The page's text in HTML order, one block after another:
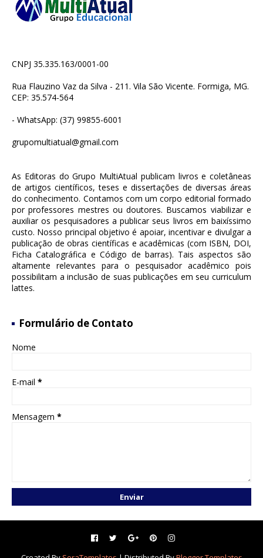
CNPJ 35.335.163/0001-00
Rua Flauzino Vaz da Silva - 211. Vila São Vicente. Formiga, MG.
CEP: 35.574-564
- WhatsApp: (37) 99855-6001
grupomultiatual@gmail.com
As Editoras do Grupo MultiAtual publicam livros e coletâneas
de artigos científicos, teses e dissertações de diversas áreas
do conhecimento. Contamos com um corpo editorial formado
por professores mestres ou doutores. Buscamos viabilizar e
auxiliar os pesquisadores a publicar seus livros em baixíssimo
custo. Nosso principal objetivo é apoiar, incentivar e divulgar a
publicação de obras científicas e acadêmicas (com ISBN, DOI,
Ficha Catalográfica e Código de barras). Tais aspectos são
altamente relevantes para o pesquisador acadêmico pois
possibilitam a inclusão de suas publicações em seu curriculum
lattes.
Formulário de Contato
Nome
E-mail *
Mensagem *